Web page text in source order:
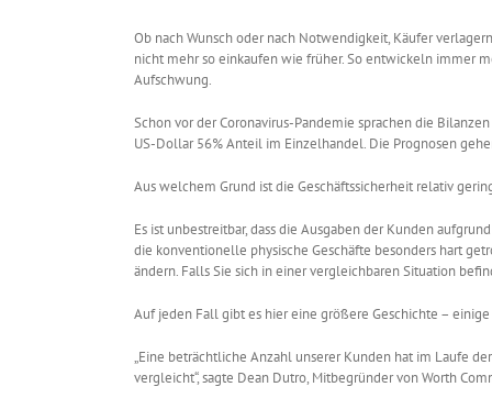
Ob nach Wunsch oder nach Notwendigkeit, Käufer
nicht mehr so einkaufen wie früher. So entwickeln immer
Aufschwung.
Schon vor der Coronavirus-Pandemie sprachen die
US-Dollar 56% Anteil im Einzelhandel. Die Prognosen
Aus welchem Grund ist die Geschäftssicherheit relativ
Es ist unbestreitbar, dass die Ausgaben der Kunden
die konventionelle physische Geschäfte besonders hart
ändern. Falls Sie sich in einer vergleichbaren Situation
Auf jeden Fall gibt es hier eine größere Geschichte –
„Eine beträchtliche Anzahl unserer Kunden hat im Laufe
vergleicht“, sagte Dean Dutro, Mitbegründer von Worth